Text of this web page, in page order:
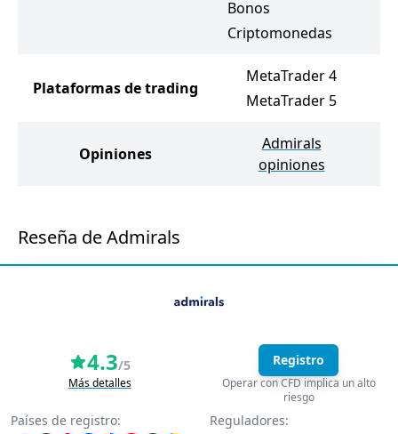
Bonos
Criptomonedas
Plataformas de trading
MetaTrader 4
MetaTrader 5
Opiniones
Admirals
opiniones
Reseña de Admirals
4.3/5
Más detalles
Registro
Operar con CFD implica un alto
riesgo
Países de registro: Reguladores: